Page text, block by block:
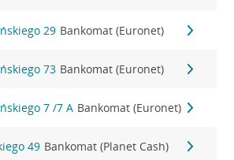
29 Bankomat (Euronet)
73 Bankomat (Euronet)
7 /7 A Bankomat (Euronet)
49 Bankomat (Planet Cash)